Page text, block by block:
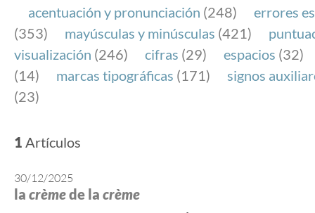
acentuación y pronunciación (248)
errores
(353)
mayúsculas y minúsculas (421)
visualización (246) cifras (29) espacios (32)
(14)
marcas tipográficas (171)
signos
(23)
1 Artículos
30/12/2025
la crèmede la crème